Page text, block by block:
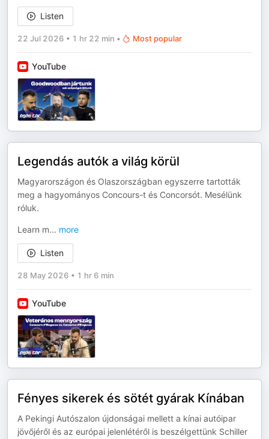
Listen
22 Jul 2026 • 1 hr 22 min • Most popular
YouTube
Legendás autók a világ körül
Magyarországon és Olaszországban egyszerre tartották
meg a hagyományos Concours-t és Concorsót. Mesélünk
róluk.
Learn m... more
Listen
28 May 2026 • 1 hr 6 min
YouTube
Fényes sikerek és sötét gyárak Kínában
A Pekingi Autószalon újdonságai mellett a kínai autóipar
jövőjéről és az európai jelenlétéről is beszélgettünk Schiller